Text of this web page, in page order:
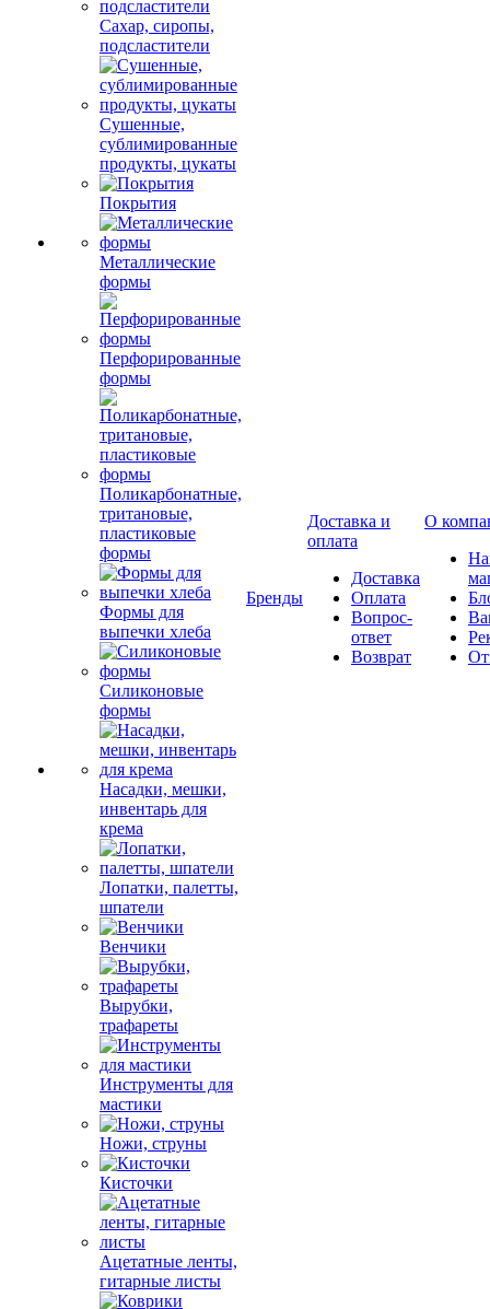
Сахар, сиропы,
подсластители
Сушенные,
сублимированные
продукты, цукаты
Покрытия
Металлические
формы
Перфорированные
формы
Поликарбонатные,
тритановые,
пластиковые
формы
Формы для
выпечки хлеба
Силиконовые
формы
Насадки, мешки,
инвентарь для
крема
Лопатки, палетты,
шпатели
Венчики
Вырубки,
трафареты
Инструменты для
мастики
Ножи, струны
Кисточки
Ацетатные ленты,
гитарные листы
Бренды
Доставка и
оплата
Доставка
Оплата
Вопрос-
ответ
Возврат
О